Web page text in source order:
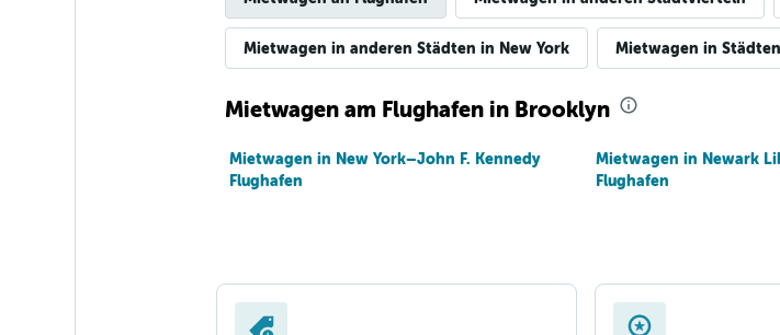
1 Standort
Mietwagen in anderen Städten in New York Mietwagen in Städten
Mietwagen am Flughafen in Brooklyn
Mietwagen in New York–John F. Kennedy
Flughafen
Mietwagen in Newark
Flughafen